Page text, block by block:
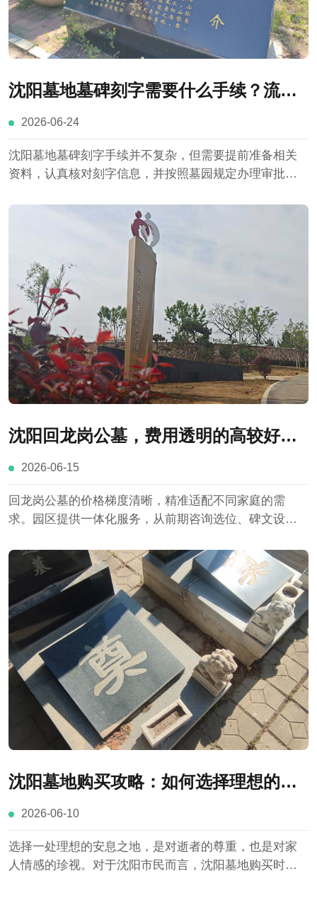
沈阳墓地墓碑刻字需要什么手续？流程
与注意事项详解
2026-06-24
沈阳墓地墓碑刻字手续并不复杂，但需要提前准备相关
资料，认真核对刻字信息，并按照墓园规定办理审批程
率，也有助于避免因资料缺失或信息错误造成不必要的
沈阳回龙岗公墓，费用透明的高较好墓
园介绍
2026-06-15
回龙岗公墓的价格梯度清晰，精准适配不同家庭的需
求。园区提供一体化服务，从前期咨询选位、碑文设
全程有专业团队跟进，让家属省心省力
沈阳墓地购买攻略：如何选择理想的安
息之地
2026-06-10
选择一处理想的安息之地，是对逝者的尊重，也是对家
人情感的珍视。对于沈阳市民而言，沈阳墓地购买时应